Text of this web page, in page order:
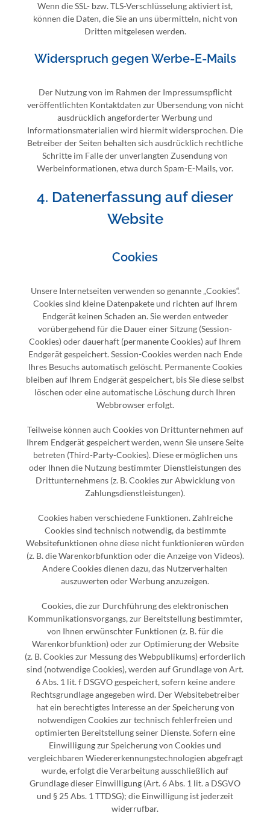
Wenn die SSL- bzw. TLS-Verschlüsselung aktiviert ist,
können die Daten, die Sie an uns übermitteln, nicht von
Dritten mitgelesen werden.
Widerspruch gegen Werbe-E-Mails
Der Nutzung von im Rahmen der Impressumspflicht
veröffentlichten Kontaktdaten zur Übersendung von nicht
ausdrücklich angeforderter Werbung und
Informationsmaterialien wird hiermit widersprochen. Die
Betreiber der Seiten behalten sich ausdrücklich rechtliche
Schritte im Falle der unverlangten Zusendung von
Werbeinformationen, etwa durch Spam-E-Mails, vor.
4. Datenerfassung auf dieser
Website
Cookies
Unsere Internetseiten verwenden so genannte „Cookies“.
Cookies sind kleine Datenpakete und richten auf Ihrem
Endgerät keinen Schaden an. Sie werden entweder
vorübergehend für die Dauer einer Sitzung (Session-
Cookies) oder dauerhaft (permanente Cookies) auf Ihrem
Endgerät gespeichert. Session-Cookies werden nach Ende
Ihres Besuchs automatisch gelöscht. Permanente Cookies
bleiben auf Ihrem Endgerät gespeichert, bis Sie diese selbst
löschen oder eine automatische Löschung durch Ihren
Webbrowser erfolgt.
Teilweise können auch Cookies von Drittunternehmen auf
Ihrem Endgerät gespeichert werden, wenn Sie unsere Seite
betreten (Third-Party-Cookies). Diese ermöglichen uns
oder Ihnen die Nutzung bestimmter Dienstleistungen des
Drittunternehmens (z. B. Cookies zur Abwicklung von
Zahlungsdienstleistungen).
Cookies haben verschiedene Funktionen. Zahlreiche
Cookies sind technisch notwendig, da bestimmte
Websitefunktionen ohne diese nicht funktionieren würden
(z. B. die Warenkorbfunktion oder die Anzeige von Videos).
Andere Cookies dienen dazu, das Nutzerverhalten
auszuwerten oder Werbung anzuzeigen.
Cookies, die zur Durchführung des elektronischen
Kommunikationsvorgangs, zur Bereitstellung bestimmter,
von Ihnen erwünschter Funktionen (z. B. für die
Warenkorbfunktion) oder zur Optimierung der Website
(z. B. Cookies zur Messung des Webpublikums) erforderlich
sind (notwendige Cookies), werden auf Grundlage von Art.
6 Abs. 1 lit. f DSGVO gespeichert, sofern keine andere
Rechtsgrundlage angegeben wird. Der Websitebetreiber
hat ein berechtigtes Interesse an der Speicherung von
notwendigen Cookies zur technisch fehlerfreien und
optimierten Bereitstellung seiner Dienste. Sofern eine
Einwilligung zur Speicherung von Cookies und
vergleichbaren Wiedererkennungstechnologien abgefragt
wurde, erfolgt die Verarbeitung ausschließlich auf
Grundlage dieser Einwilligung (Art. 6 Abs. 1 lit. a DSGVO
und § 25 Abs. 1 TTDSG); die Einwilligung ist jederzeit
widerrufbar.